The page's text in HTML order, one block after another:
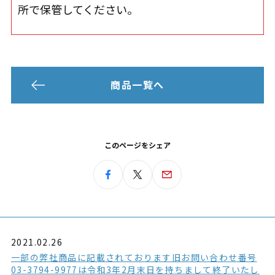
所で保管してください。
商品一覧へ
このページをシェア
2021.02.26
一部の弊社商品に記載されております旧お問い合わせ番号
03-3794-9977は令和3年2月末日を持ちまして終了いたし